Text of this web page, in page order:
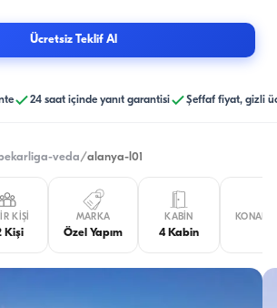
Ücretsiz Teklif Al
24 saat içinde yanıt garantisi Şeffaf fiyat, gizli
veda/alanya-l01
KIŞI
Kişi
MARKA
Özel Yapım
KABIN
4 Kabin